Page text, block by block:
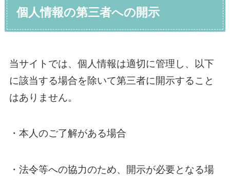
個人情報の第三者への開示
当サイトでは、個人情報は適切に管理し、以下
に該当する場合を除いて第三者に開示すること
はありません。
・本人のご了解がある場合
・法令等への協力のため、開示が必要となる場